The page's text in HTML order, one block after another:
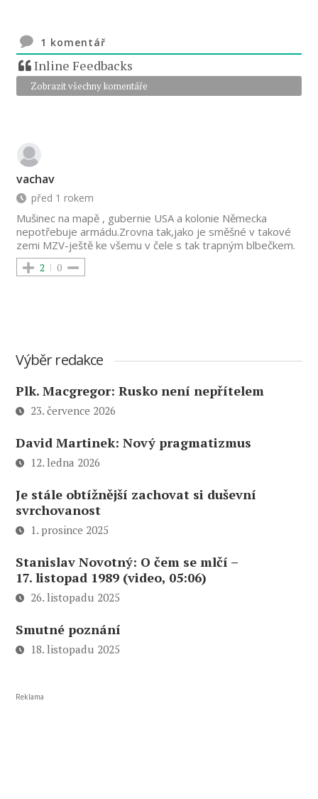
1 komentář
Inline Feedbacks
Zobrazit všechny komentáře
vachav
před 1 rokem
Mušinec na mapě , gubernie USA a kolonie Německa
nepotřebuje armádu.Zrovna tak,jako je směšné v takové
zemi MZV-ještě ke všemu v čele s tak trapným blbečkem.
2 0
Výběr redakce
Plk. Macgregor: Rusko není nepřítelem
23. července 2026
David Martinek: Nový pragmatizmus
12. ledna 2026
Je stále obtížnější zachovat si duševní
svrchovanost
1. prosince 2025
Stanislav Novotný: O čem se mlčí –
17. listopad 1989 (video, 05:06)
26. listopadu 2025
Smutné poznání
18. listopadu 2025
Reklama